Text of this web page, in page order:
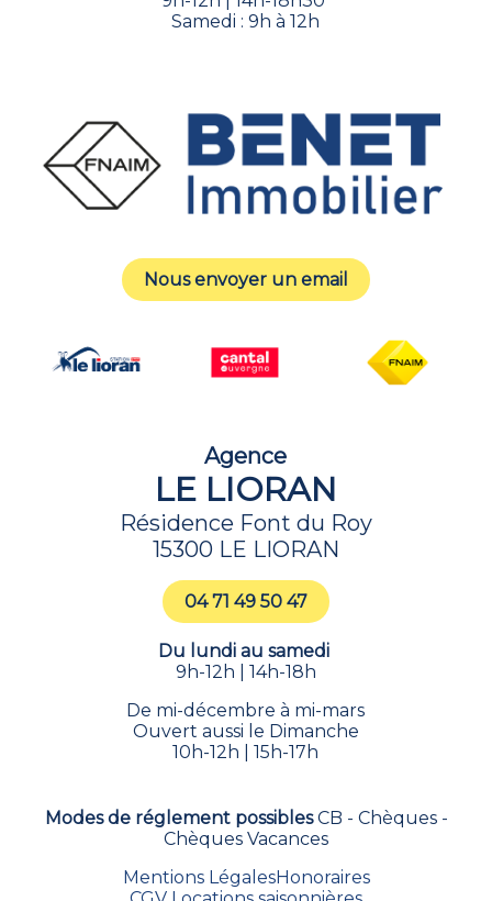
Samedi : 9h à 12h
Nous envoyer un email
Agence
LE LIORAN
Résidence Font du Roy
15300 LE LIORAN
04 71 49 50 47
Du lundi au samedi
9h-12h | 14h-18h
De mi-décembre à mi-mars
Ouvert aussi le Dimanche
10h-12h | 15h-17h
Modes de réglement possiblesCB - Chèques -
Chèques Vacances
Mentions LégalesHonoraires